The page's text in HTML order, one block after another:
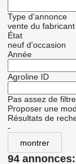
Type d'annonce
vente du fabricant
État
neuf d'occasion
Année
Agroline ID
Pas assez de
Proposer une
Résultats de
-
montrer
94 annonces: